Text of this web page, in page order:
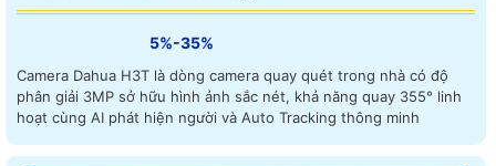
5%-35%
Camera Dahua H3T là dòng camera quay quét trong nhà có độ
phân giải 3MP sở hữu hình ảnh sắc nét, khả năng quay 355° linh
hoạt cùng AI phát hiện người và Auto Tracking thông minh